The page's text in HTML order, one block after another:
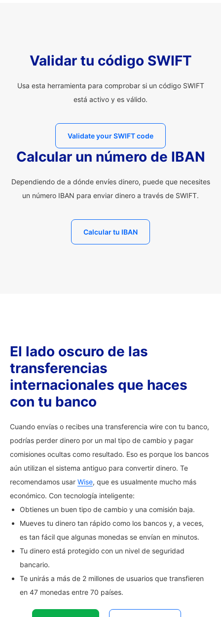
Validar tu código SWIFT
Usa esta herramienta para comprobar si un código SWIFT
está activo y es válido.
Validate your SWIFT code
Calcular un número de IBAN
Dependiendo de a dónde envíes dinero, puede que necesites
un número IBAN para enviar dinero a través de SWIFT.
Calcular tu IBAN
El lado oscuro de las
transferencias
internacionales que haces
con tu banco
Cuando envías o recibes una transferencia wire con tu banco,
podrías perder dinero por un mal tipo de cambio y pagar
comisiones ocultas como resultado. Eso es porque los bancos
aún utilizan el sistema antiguo para convertir dinero. Te
recomendamos usar Wise, que es usualmente mucho más
económico. Con tecnología inteligente:
Obtienes un buen tipo de cambio y una comisión baja.
Mueves tu dinero tan rápido como los bancos y, a veces,
es tan fácil que algunas monedas se envían en minutos.
Tu dinero está protegido con un nivel de seguridad
bancario.
Te unirás a más de 2 millones de usuarios que transfieren
en 47 monedas entre 70 países.